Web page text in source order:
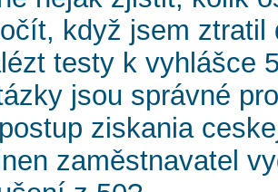
když jsem
testy k vyhlášce
jsou správné
ziskania
zaměstnavatel